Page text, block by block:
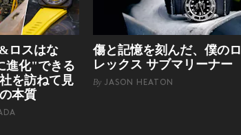
ロスはな
進化"できる
を訪ねて見
本質
傷と記憶を刻んだ、僕のロ
レックス サブマリーナー
ByJASON HEATON